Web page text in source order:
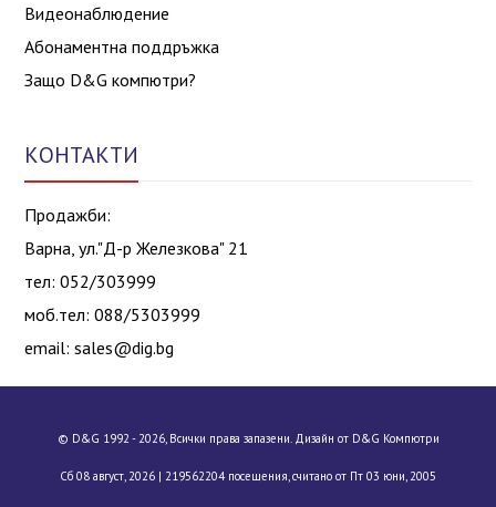
Видеонаблюдение
Абонаментна поддръжка
Защо D&G компютри?
КОНТАКТИ
Продажби:
Варна, ул."Д-р Железкова" 21
тел: 052/303999
моб.тел: 088/5303999
email:sales@dig.bg
© D&G 1992 - 2026, Всички права запазени. Дизайн от D&G Компютри
Сб 08 август, 2026 | 219562204 посещения, считано от Пт 03 юни, 2005